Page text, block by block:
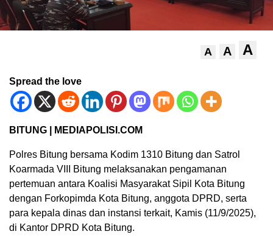
A A A
Spread the love
BITUNG | MEDIAPOLISI.COM
Polres Bitung bersama Kodim 1310 Bitung dan Satrol
Koarmada VIII Bitung melaksanakan pengamanan
pertemuan antara Koalisi Masyarakat Sipil Kota Bitung
dengan Forkopimda Kota Bitung, anggota DPRD, serta
para kepala dinas dan instansi terkait, Kamis (11/9/2025),
di Kantor DPRD Kota Bitung.